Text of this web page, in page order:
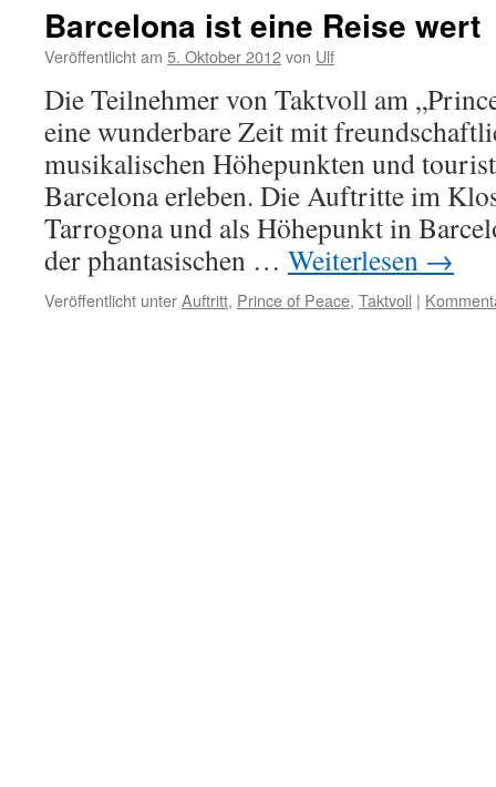
Barcelona ist eine Reise wert
Veröffentlicht am 5. Oktober 2012von Ulf
Die Teilnehmer von Taktvoll am
eine wunderbare Zeit mit
musikalischen Höhepunkten und
Barcelona erleben. Die Auftritte im
Tarrogona und als Höhepunkt in
der phantasischen … Weiterlesen →
Veröffentlicht unterAuftritt, Prince of Peace, Taktvoll |